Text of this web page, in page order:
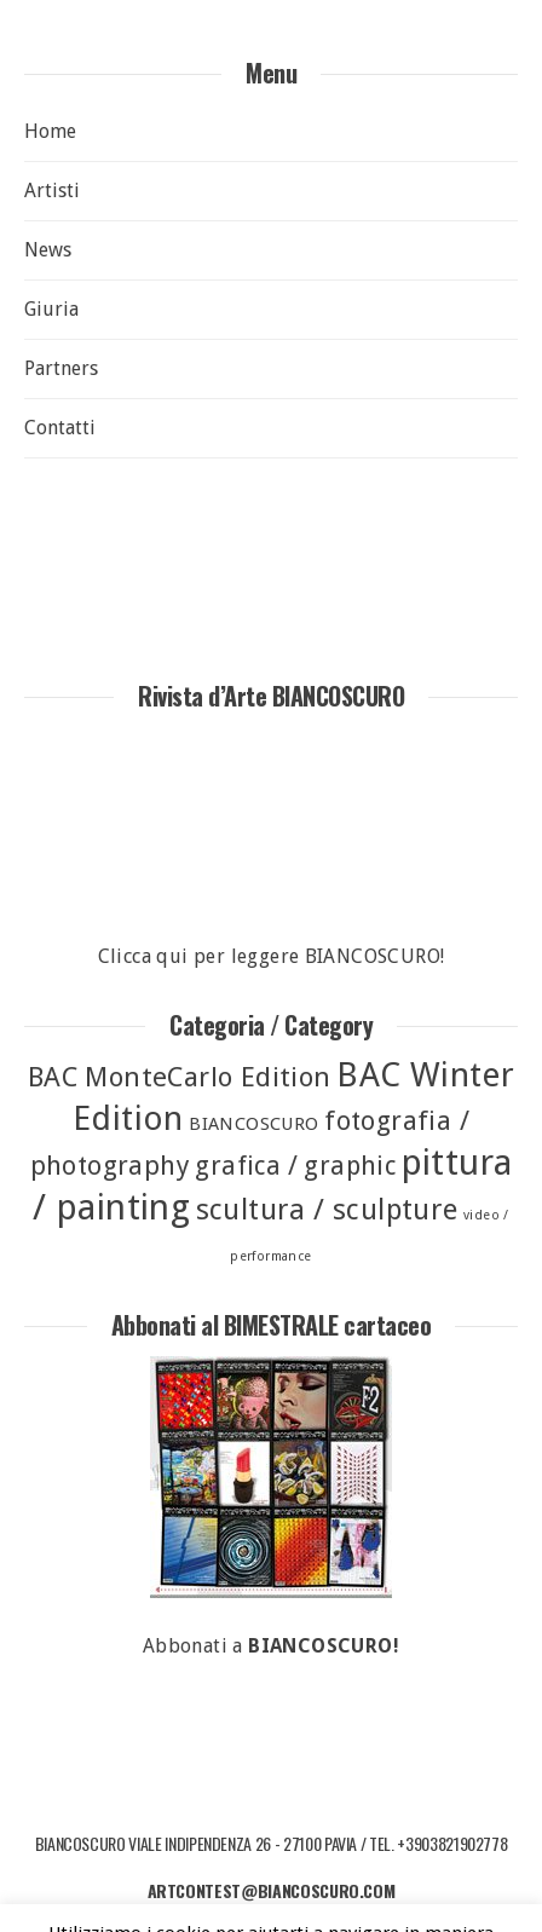
Menu
Home
Artisti
News
Giuria
Partners
Contatti
Rivista d’Arte BIANCOSCURO
Clicca qui per leggere BIANCOSCURO!
Categoria / Category
BAC MonteCarlo Edition BAC Winter
Edition BIANCOSCURO fotografia /
photography grafica / graphic pittura
/ painting scultura / sculpture video /
performance
Abbonati al BIMESTRALE cartaceo
Abbonati a BIANCOSCURO!
BIANCOSCURO VIALE INDIPENDENZA 26 - 27100 PAVIA / TEL. +3903821902778
ARTCONTEST@BIANCOSCURO.COM